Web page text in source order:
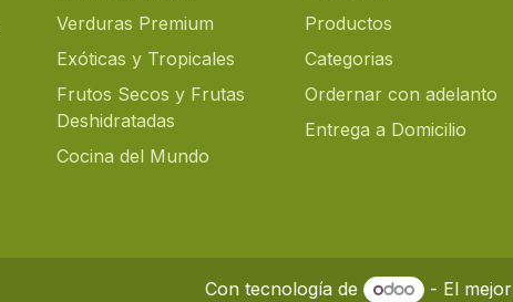
Productos
Categorias
Ordernar con adelanto
Entrega a Domicilio
Verduras Premium
Exóticas y Tropicales
Frutos Secos y Frutas
Deshidratadas
Cocina del Mundo
Con tecnología de - El mejor